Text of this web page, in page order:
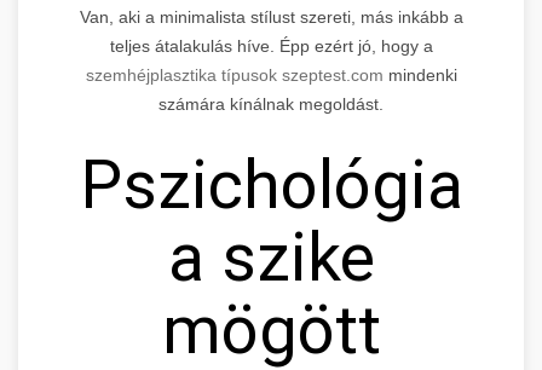
Van, aki a minimalista stílust szereti, más inkább a
teljes átalakulás híve. Épp ezért jó, hogy a
szemhéjplasztika típusok szeptest.com mindenki
számára kínálnak megoldást.
Pszichológia
a szike
mögött